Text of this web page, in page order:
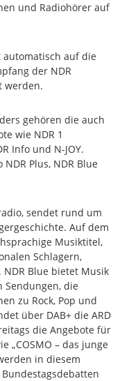
und Radiohörer auf
automatisch auf die
der NDR
werden.
gehören die auch
wie NDR 1
Info und N-JOY.
Plus, NDR Blue
sendet rund um
Auf dem
Musiktitel,
Schlagern,
Blue bietet Musik
die
zu Rock, Pop und
über DAB+ die ARD
die Angebote für
„COSMO – das junge
in diesem